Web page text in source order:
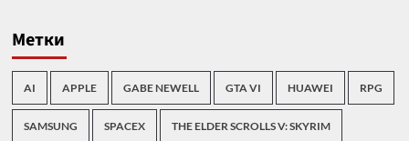
Метки
AI APPLE GABE NEWELL GTA VI HUAWEI RPG
SAMSUNG SPACEX THE ELDER SCROLLS V: SKYRIM